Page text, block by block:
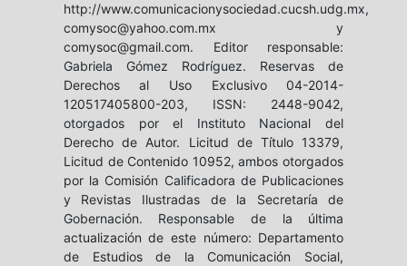
http://www.comunicacionysociedad.cucsh.udg.mx,
comysoc@yahoo.com.mx y
comysoc@gmail.com. Editor responsable:
Gabriela Gómez Rodríguez. Reservas de
Derechos al Uso Exclusivo 04-2014-
120517405800-203, ISSN: 2448-9042,
otorgados por el Instituto Nacional del
Derecho de Autor. Licitud de Título 13379,
Licitud de Contenido 10952, ambos otorgados
por la Comisión Calificadora de Publicaciones
y Revistas Ilustradas de la Secretaría de
Gobernación. Responsable de la última
actualización de este número: Departamento
de Estudios de la Comunicación Social,